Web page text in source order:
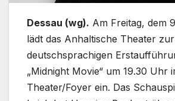
Dessau (wg). Am Freitag, dem
lädt das Anhaltische Theater
deutschsprachigen
„Midnight Movie“ um 19.30 Uhr
Theater/Foyer ein. Das